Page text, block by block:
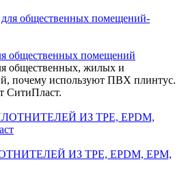
общественных помещений
общественных, жилых и
почему используют ПВХ плинтус.
СитиПласт.
ИЗ TPE, EPDM, EPM,